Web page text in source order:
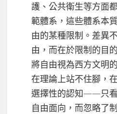
護、公共衛生等方面
範體系，這些體系本
由的某種限制。差異
由，而在於限制的目
將自由視為西方文明
在理論上站不住腳，
選擇性的認知——只
自由面向，而忽略了